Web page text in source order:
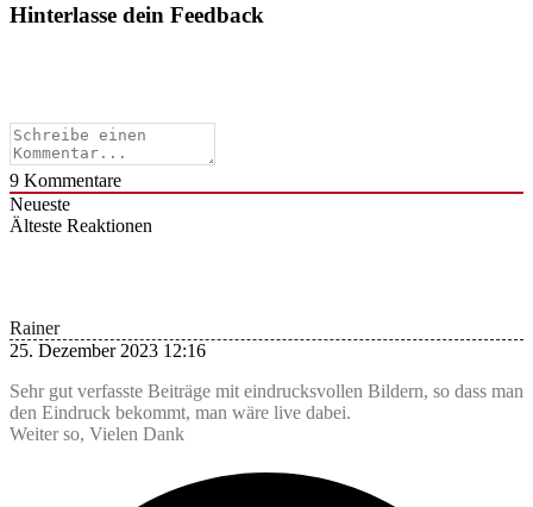
Hinterlasse dein Feedback
9 Kommentare
Neueste
Älteste Reaktionen
Rainer
25. Dezember 2023 12:16
Sehr gut verfasste Beiträge mit eindrucksvollen Bildern, so dass man
den Eindruck bekommt, man wäre live dabei.
Weiter so, Vielen Dank